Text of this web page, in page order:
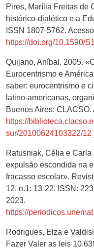
Pires, Marília Freitas de
histórico-dialético e a
ISSN 1807-5762.
https://doi.org/10.1590/
Quijano, Aníbal. 2005.
Eurocentrismo e
saber: eurocentrismo e
latino-americanas,
Buenos Aires:
https://
sur/20100624103322/
Ratusniak, Célia e
expulsão escondida na
fracasso escolar».
12, n.1: 13-22. ISSN:
2023.
https://
Rodrigues, Elza e
Fazer Valer as leis